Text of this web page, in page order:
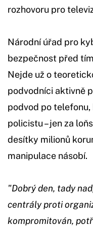
rozhovoru pro
Národní úřad pro
bezpečnost před
Nejde už o
podvodníci aktivně
podvod po
policistu – jen za
desítky milionů
manipulace násobí.
"Dobrý den, tady
centrály proti
kompromitován,